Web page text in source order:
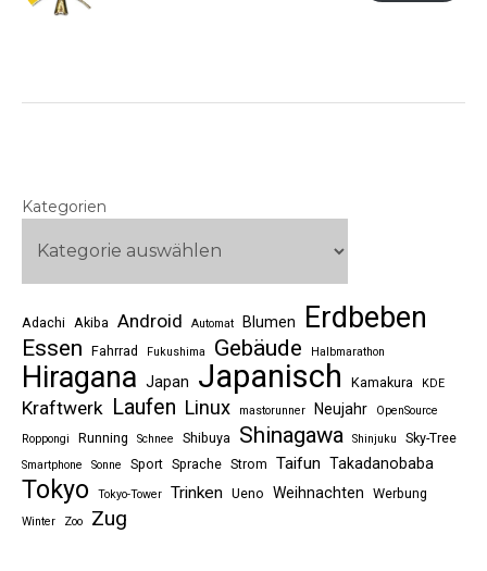
Kategorien
Adachi Akiba Android Automat Blumen Erdbeben
Essen Fahrrad Fukushima Gebäude Halbmarathon
Hiragana Japan Japanisch Kamakura KDE
Kraftwerk Laufen Linux mastorunner Neujahr
OpenSource
Roppongi
Running Schnee Shibuya Shinagawa Shinjuku Sky-Tree
Smartphone Sonne Sport Sprache Strom Taifun Takadanobaba
Tokyo Tokyo-Tower Trinken Ueno Weihnachten Werbung
Winter Zoo Zug